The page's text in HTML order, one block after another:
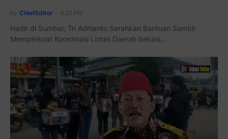
by ChiefEditor 4:21 PM
Hadir di Sumbar, Tri Adhianto Serahkan Bantuan Sambil
Memperkuat Koordinasi Lintas Daerah bekasi…